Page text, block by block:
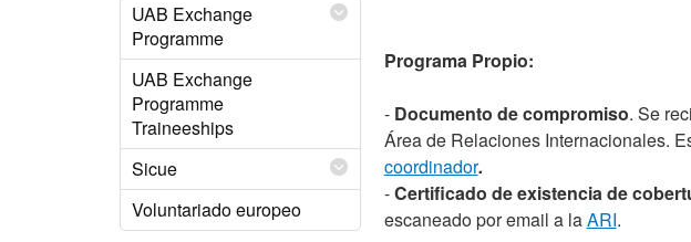
UAB Exchange
Programme
UAB Exchange
Programme
Traineeships
Sicue
Voluntariado europeo
Programa Propio:
- Documento de compromiso. Se
Área de Relaciones Internacionales.
coordinador.
-Certificado de existencia de
escaneado por email a laARI.